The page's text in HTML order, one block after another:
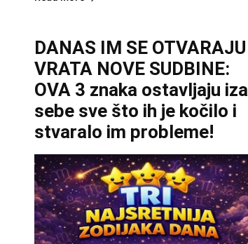
DANAS IM SE OTVARAJU
VRATA NOVE SUDBINE:
OVA 3 znaka ostavljaju iza
sebe sve što ih je kočilo i
stvaralo im probleme!